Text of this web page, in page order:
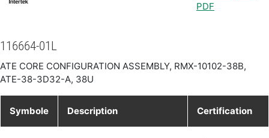
PDF
116664-01L
ATE CORE CONFIGURATION ASSEMBLY, RMX-10102-38B,
ATE-38-3D32-A, 38U
Symbole Description Certification